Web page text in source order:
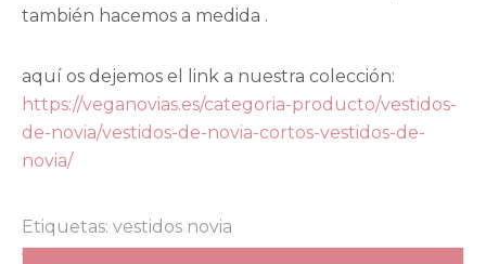
también hacemos a medida .
aquí os dejemos el link a nuestra colección:
https://veganovias.es/categoria-producto/vestidos-
de-novia/vestidos-de-novia-cortos-vestidos-de-
novia/
Etiquetas: vestidos novia